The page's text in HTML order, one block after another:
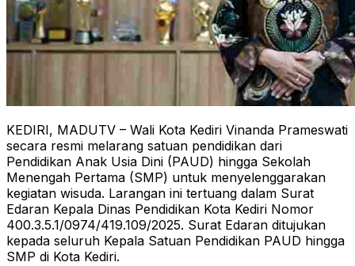
KEDIRI, MADUTV – Wali Kota Kediri Vinanda Prameswati
secara resmi melarang satuan pendidikan dari
Pendidikan Anak Usia Dini (PAUD) hingga Sekolah
Menengah Pertama (SMP) untuk menyelenggarakan
kegiatan wisuda. Larangan ini tertuang dalam Surat
Edaran Kepala Dinas Pendidikan Kota Kediri Nomor
400.3.5.1/0974/419.109/2025. Surat Edaran ditujukan
kepada seluruh Kepala Satuan Pendidikan PAUD hingga
SMP di Kota Kediri.